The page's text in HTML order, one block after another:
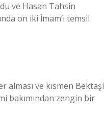
ve Hasan Tahsin
on iki İmam’ı temsil
alması ve kısmen Bektaşi
bakımından zengin bir